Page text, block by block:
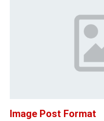
Image Post Format